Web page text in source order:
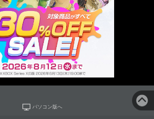
パソコン版へ